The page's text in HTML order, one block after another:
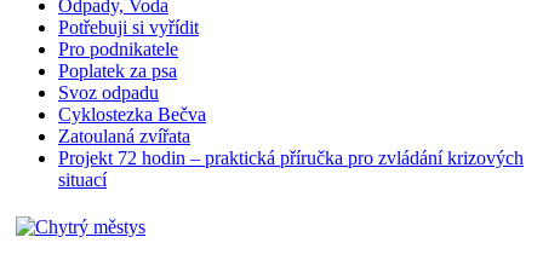
Odpady, Voda
Potřebuji si vyřídit
Pro podnikatele
Poplatek za psa
Svoz odpadu
Cyklostezka Bečva
Zatoulaná zvířata
Projekt 72 hodin – praktická příručka pro zvládání krizových
situací